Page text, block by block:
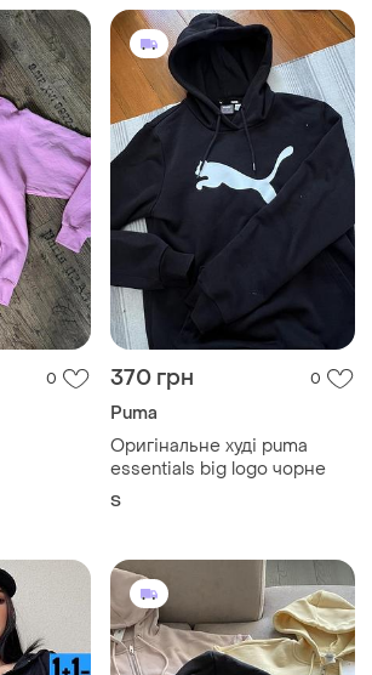
0 370 грн 0
Puma
Оригінальне худі puma
essentials big logo чорне
S